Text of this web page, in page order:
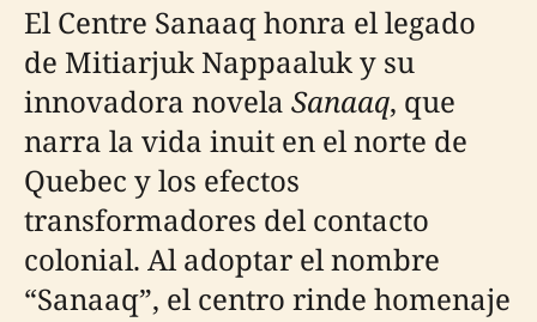
El Centre Sanaaq honra el legado
de Mitiarjuk Nappaaluk y su
innovadora novela Sanaaq, que
narra la vida inuit en el norte de
Quebec y los efectos
transformadores del contacto
colonial. Al adoptar el nombre
“Sanaaq”, el centro rinde homenaje